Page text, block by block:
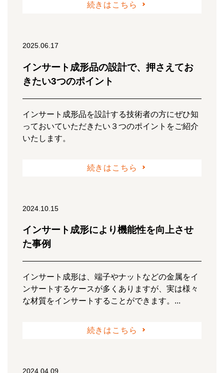
続きはこちら
2025.06.17
インサート成形品の設計で、押さえてお
きたい3つのポイント
インサート成形品を設計する技術者の方にぜひ知
っておいていただきたい３つのポイントをご紹介
いたします。
続きはこちら
2024.10.15
インサート成形により機能性を向上させ
た事例
インサート成形は、端子やナットなどの金属をイ
ンサートするケースが多くありますが、実は様々
な材質をインサートすることができます。...
続きはこちら
2024.04.09